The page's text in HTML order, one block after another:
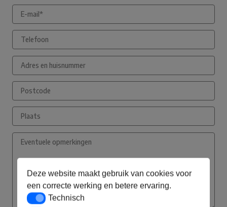
Deze website maakt gebruik van cookies voor
een correcte werking en betere ervaring.
TechnischTechnisch